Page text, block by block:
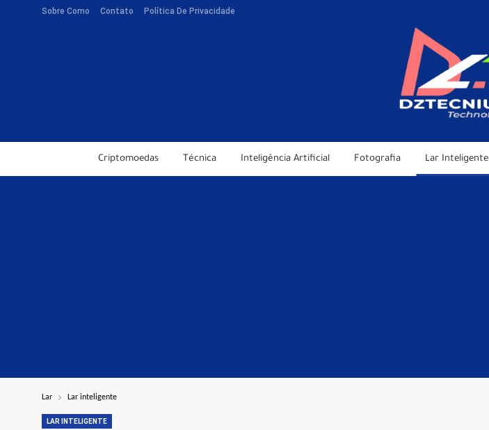
Sobre Como Contato Política De Privacidade
Criptomoedas Técnica Inteligência Artificial Fotografia Lar Inteligente
Lar Lar inteligente
LAR INTELIGENTE